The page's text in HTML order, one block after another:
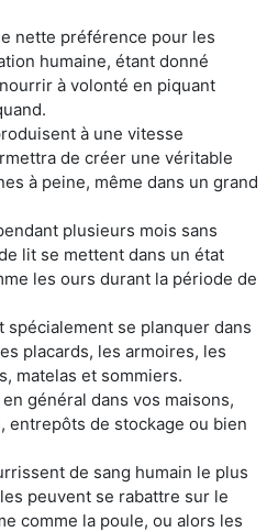
nette préférence pour les
humaine, étant donné
à volonté en piquant
à une vitesse
de créer une véritable
à peine, même dans un grand
plusieurs mois sans
lit se mettent dans un état
les ours durant la période de
spécialement se planquer dans
placards, les armoires, les
matelas et sommiers.
général dans vos maisons,
entrepôts de stockage ou bien
de sang humain le plus
peuvent se rabattre sur le
comme la poule, ou alors les